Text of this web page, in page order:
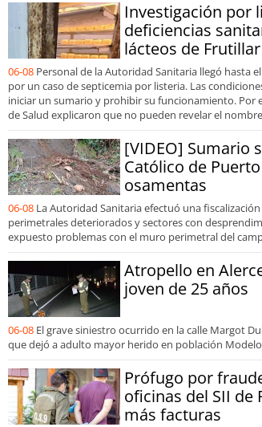
Investigación por
deficiencias
lácteos de Frutillar
06-08 Personal de la Autoridad Sanitaria llegó hasta
por un caso de septicemia por listeria. Las
iniciar un sumario y prohibir su funcionamiento. Por
de Salud explicaron que no pueden revelar el
[VIDEO] Sumario
Católico de
osamentas
06-08 La Autoridad Sanitaria efectuó una
perimetrales deteriorados y sectores con
expuesto problemas con el muro perimetral del
Atropello en
joven de 25 años
06-08 El grave siniestro ocurrido en la calle Margot
que dejó a adulto mayor herido en población
Prófugo por
oficinas del SII
más facturas